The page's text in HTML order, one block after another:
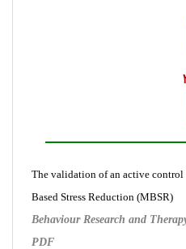
The validation of an active
Based Stress Reduction (MBSR)
Behaviour Research and
PDF